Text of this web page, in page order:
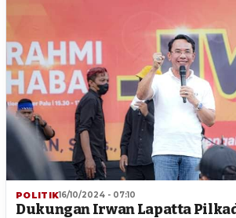
POLITIK16/10/2024 - 07:10
Dukungan Irwan Lapatta